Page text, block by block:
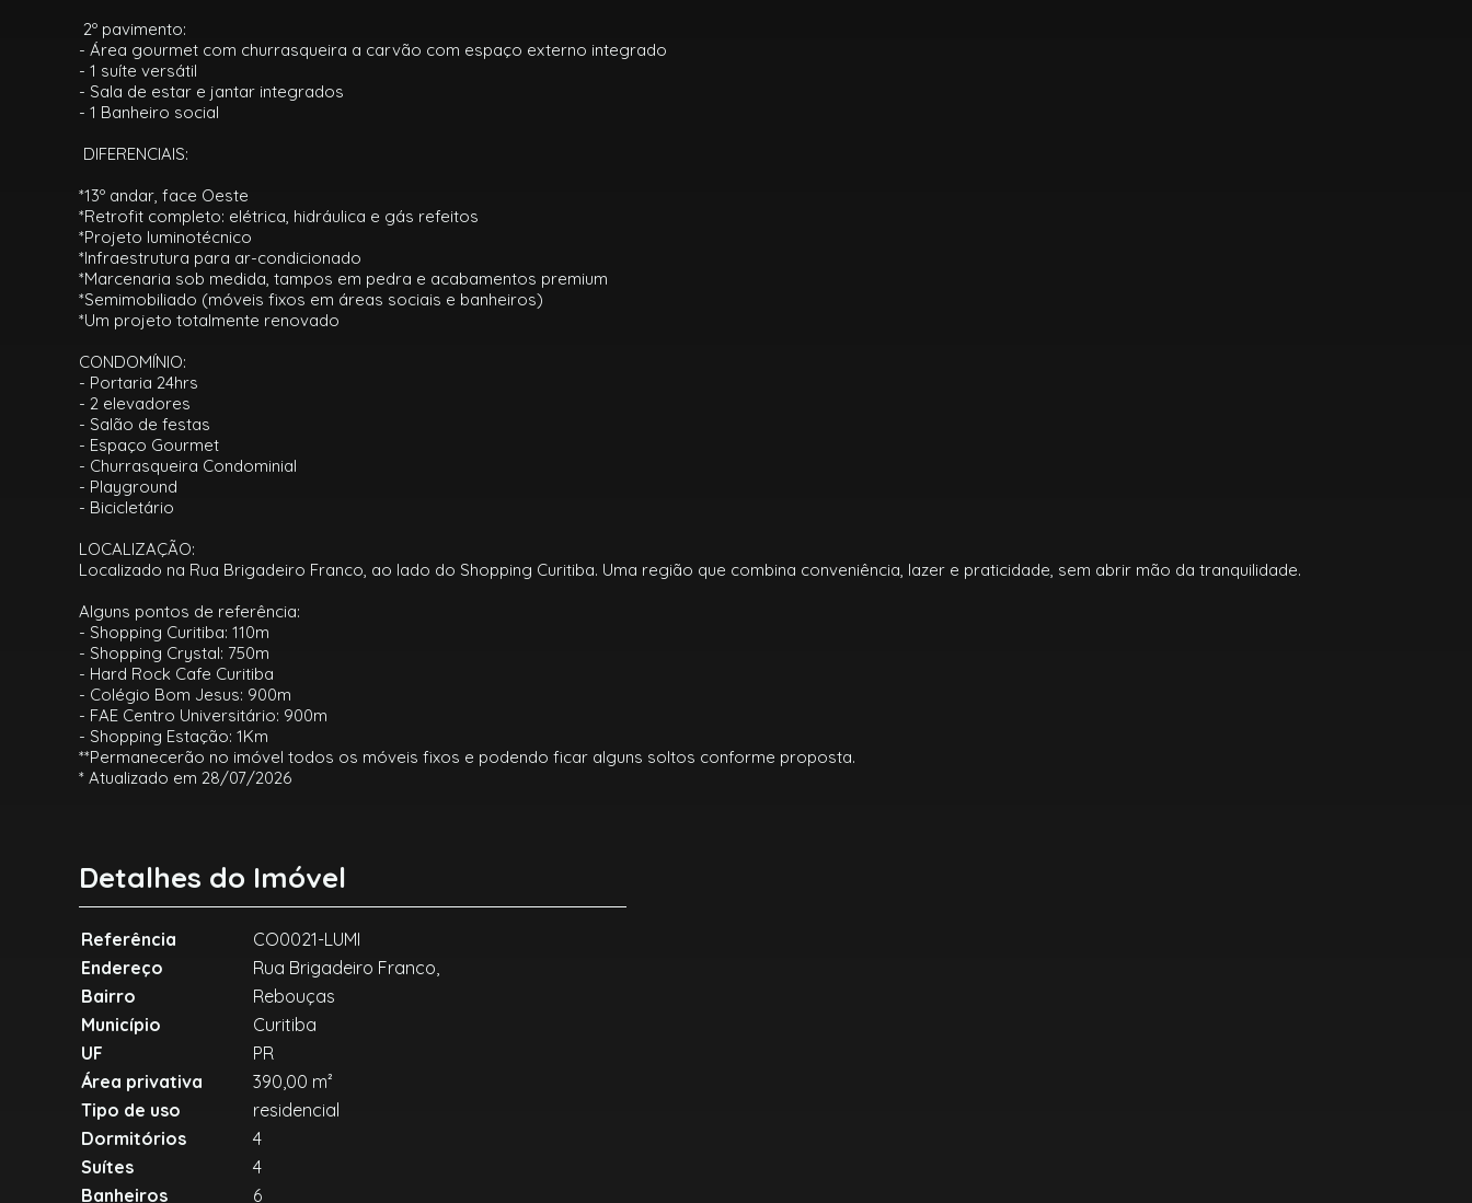
2º pavimento:
- Área gourmet com churrasqueira a carvão com espaço externo integrado
- 1 suíte versátil
- Sala de estar e jantar integrados
- 1 Banheiro social
DIFERENCIAIS:
*13º andar, face Oeste
*Retrofit completo: elétrica, hidráulica e gás refeitos
*Projeto luminotécnico
*Infraestrutura para ar-condicionado
*Marcenaria sob medida, tampos em pedra e acabamentos premium
*Semimobiliado (móveis fixos em áreas sociais e banheiros)
*Um projeto totalmente renovado
CONDOMÍNIO:
- Portaria 24hrs
- 2 elevadores
- Salão de festas
- Espaço Gourmet
- Churrasqueira Condominial
- Playground
- Bicicletário
LOCALIZAÇÃO:
Localizado na Rua Brigadeiro Franco, ao lado do Shopping Curitiba. Uma região que combina conveniência, lazer e praticidade, sem abrir mão da tranquilidade.
Alguns pontos de referência:
- Shopping Curitiba: 110m
- Shopping Crystal: 750m
- Hard Rock Cafe Curitiba
- Colégio Bom Jesus: 900m
- FAE Centro Universitário: 900m
- Shopping Estação: 1Km
**Permanecerão no imóvel todos os móveis fixos e podendo ficar alguns soltos conforme proposta.
* Atualizado em 28/07/2026
Detalhes do Imóvel
Referência
CO0021-LUMI
Endereço
Rua Brigadeiro Franco,
Bairro
Rebouças
Município
Curitiba
UF
PR
Área privativa
390,00 m²
Tipo de uso
residencial
Dormitórios
4
Suítes
4
Banheiros
6